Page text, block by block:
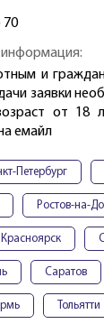
70
и
заявки
от 18
емайл
Петербург
Ростов-на-
Красноярск
Саратов
Тольятти